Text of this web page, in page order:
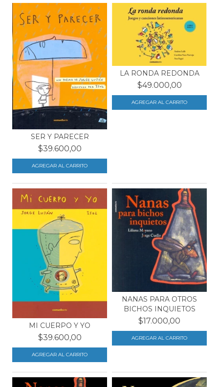
SER Y PARECER
$39.600,00
LA RONDA REDONDA
$49.000,00
MI CUERPO Y YO
$39.600,00
NANAS PARA OTROS
BICHOS INQUIETOS
$17.000,00